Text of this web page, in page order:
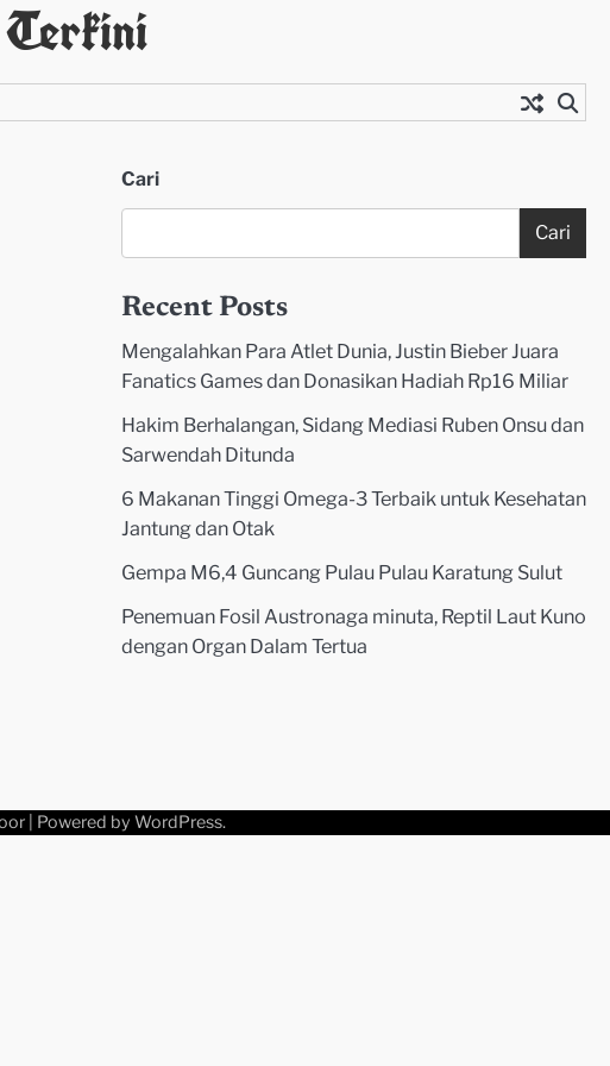
Cari
Cari
Recent Posts
Mengalahkan Para Atlet Dunia, Justin Bieber Juara
Fanatics Games dan Donasikan Hadiah Rp16 Miliar
Hakim Berhalangan, Sidang Mediasi Ruben Onsu dan
Sarwendah Ditunda
6 Makanan Tinggi Omega-3 Terbaik untuk Kesehatan
Jantung dan Otak
Gempa M6,4 Guncang Pulau Pulau Karatung Sulut
Penemuan Fosil Austronaga minuta, Reptil Laut Kuno
dengan Organ Dalam Tertua
| Powered by WordPress.